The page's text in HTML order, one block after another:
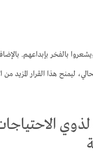
بالفخر بإبداعهم.
أكتوبر الحالي، ليمنح هذا القرار